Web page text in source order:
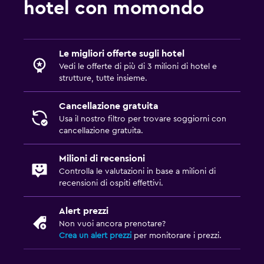
Accesso con chiave magnetica
Adatti alle famiglie
Parco giochi esterno per bambini
Copertura piscina
Terreno di gioco
Piscina
Piscina riscaldata
Piscina scoperta
Stanza da letto
hotel con momondo
Le migliori offerte sugli hotel
Vedi le offerte di più di 3 milioni di hotel e
strutture, tutte insieme.
Cancellazione gratuita
Usa il nostro filtro per trovare soggiorni con
cancellazione gratuita.
Milioni di recensioni
Controlla le valutazioni in base a milioni di
recensioni di ospiti effettivi.
Alert prezzi
Non vuoi ancora prenotare?
Crea un alert prezzi per monitorare i prezzi.